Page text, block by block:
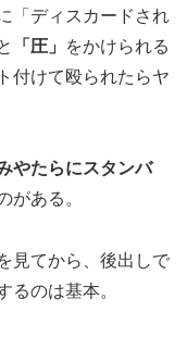
「ディスカードされ
「圧」 をかけられる
付けて殴られたらヤ
やたらにスタンバ
がある。
見てから、後出しで
のは基本。